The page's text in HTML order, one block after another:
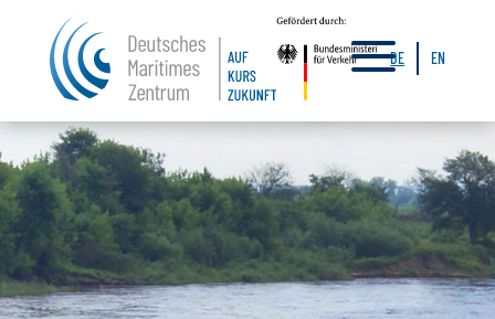
a
DE EN